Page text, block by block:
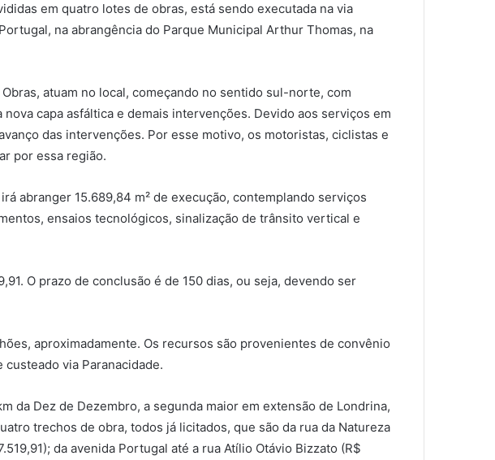
em quatro lotes de obras, está sendo executada na via
na abrangência do Parque Municipal Arthur Thomas, na
atuam no local, começando no sentido sul-norte, com
capa asfáltica e demais intervenções. Devido aos serviços em
das intervenções. Por esse motivo, os motoristas, ciclistas e
por essa região.
abranger 15.689,84 m² de execução, contemplando serviços
ensaios tecnológicos, sinalização de trânsito vertical e
O prazo de conclusão é de 150 dias, ou seja, devendo ser
aproximadamente. Os recursos são provenientes de convênio
via Paranacidade.
da Dez de Dezembro, a segunda maior em extensão de Londrina,
trechos de obra, todos já licitados, que são da rua da Natureza
da avenida Portugal até a rua Atílio Otávio Bizzato (R$